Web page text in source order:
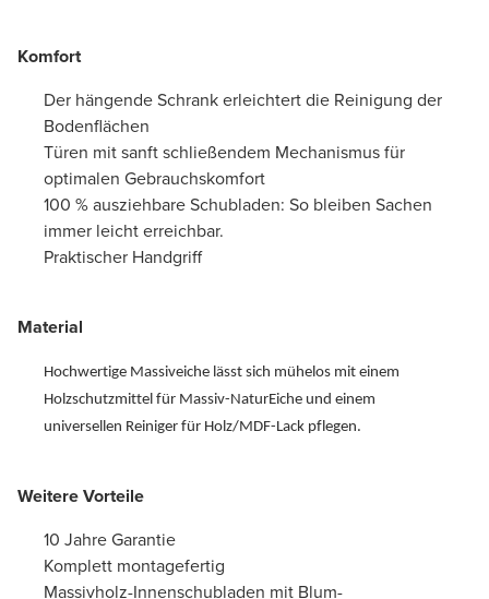
Komfort
Der hängende Schrank erleichtert die Reinigung der
Bodenflächen
Türen mit sanft schließendem Mechanismus für
optimalen Gebrauchskomfort
100 % ausziehbare Schubladen: So bleiben Sachen
immer leicht erreichbar.
Praktischer Handgriff
Material
Hochwertige Massiveiche lässt sich mühelos mit einem
Holzschutzmittel für Massiv-NaturEiche und einem
universellen Reiniger für Holz/MDF-Lack pflegen.
Weitere Vorteile
10 Jahre Garantie
Komplett montagefertig
Massivholz-Innenschubladen mit Blum-